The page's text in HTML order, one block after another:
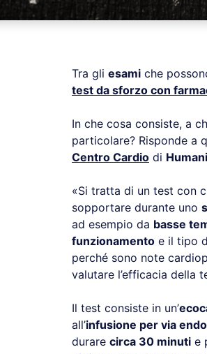
Tra gli esami che
test da sforzo con
In che cosa consiste, a
particolare? Risponde a
Centro Cardio di
«Si tratta di un test con
sopportare durante uno
ad esempio da basse
funzionamento e il tipo
perché sono note
valutare l’efficacia della
Il test consiste in un’
all’infusione per via
durare circa 30 minuti e